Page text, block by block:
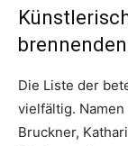
Die Liste der
vielfältig.
Bruckner,